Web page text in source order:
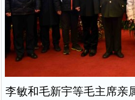
李敏和毛新宇等毛主席亲